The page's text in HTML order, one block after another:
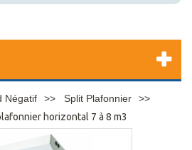
Négatif
Split Plafonnier
horizontal 7 à 8 m3